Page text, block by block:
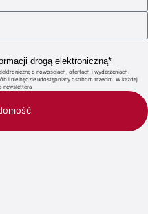
drogą elektroniczną*
o nowościach, ofertach i wydarzeniach.
i nie będzie udostępniany osobom trzecim. W każdej
newslettera